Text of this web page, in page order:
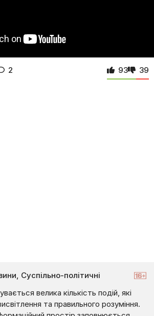
2 93 39
Суспільно-політичні
велика кількість подій, які
та правильного розуміння.